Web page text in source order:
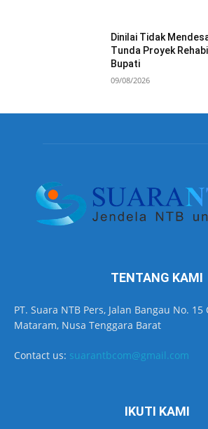
Dinilai Tidak
Tunda Proyek
Bupati
09/08/2026
TENTANG KAMI
PT. Suara NTB Pers, Jalan Bangau No. 15
Mataram, Nusa Tenggara Barat
Contact us: suarantbcom@gmail.com
IKUTI KAMI